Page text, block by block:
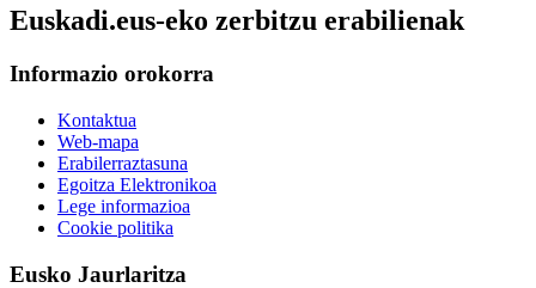
Euskadi.eus-eko zerbitzu erabilienak
Informazio orokorra
Kontaktua
Web-mapa
Erabilerraztasuna
Egoitza Elektronikoa
Lege informazioa
Cookie politika
Eusko Jaurlaritza